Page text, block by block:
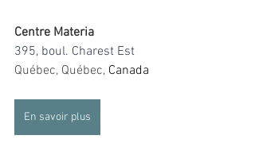
Centre Materia
395, boul. Charest Est
Québec, Québec, Canada
En savoir plus